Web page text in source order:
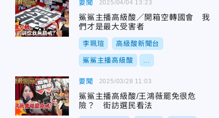
要聞
鯊鯊主播高級酸／開箱空轉國會 我
們才是最大受害者
李珮瑄 高級酸新聞台
鯊鯊主播高級酸
2025/04/04 13:23
要聞
鯊鯊主播高級酸/王鴻薇罷免很危
險？ 街訪選民看法
2025/03/28 11:03